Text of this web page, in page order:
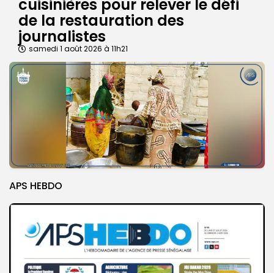
cuisinières pour relever le défi
de la restauration des
journalistes
samedi 1 août 2026 à 11h21
APS HEBDO